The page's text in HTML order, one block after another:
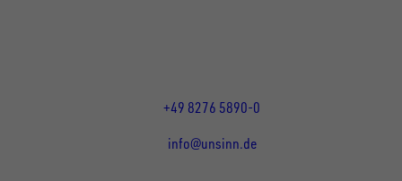
+49 8276 5890-0
info@unsinn.de